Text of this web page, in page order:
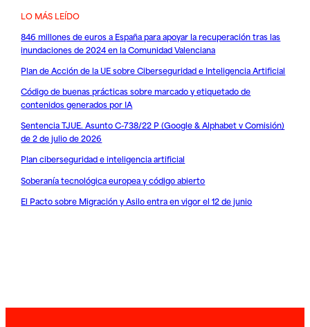
LO MÁS LEÍDO
846 millones de euros a España para apoyar la recuperación tras las
inundaciones de 2024 en la Comunidad Valenciana
Plan de Acción de la UE sobre Ciberseguridad e Inteligencia Artificial
Código de buenas prácticas sobre marcado y etiquetado de
contenidos generados por IA
Sentencia TJUE. Asunto C-738/22 P (Google & Alphabet v Comisión)
de 2 de julio de 2026
Plan ciberseguridad e inteligencia artificial
Soberanía tecnológica europea y código abierto
El Pacto sobre Migración y Asilo entra en vigor el 12 de junio